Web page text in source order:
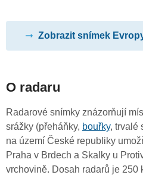
Zobrazit snímek
O radaru
Radarové snímky znázorňují
srážky (přeháňky, bouřky, trvalé
na území České republiky
Praha v Brdech a Skalky u
vrchovině. Dosah radarů je 250